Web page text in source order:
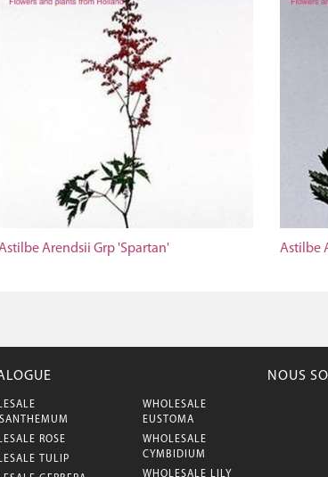
Arendsii Grp 'Spartan' Astilbe
ROSE
TULIP
WHOLESALE
EUSTOMA
WHOLESALE
CYMBIDIUM
WHOLESALE LILY
NOUS